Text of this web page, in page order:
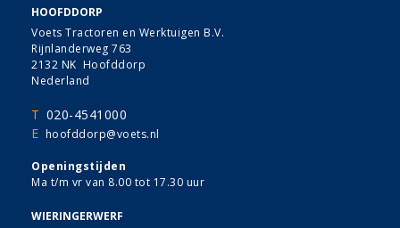
HOOFDDORP
Voets Tractoren en Werktuigen B.V.
Rijnlanderweg 763
2132 NK Hoofddorp
Nederland
T 020-4541000
E hoofddorp@voets.nl
Openingstijden
Ma t/m vr van 8.00 tot 17.30 uur
WIERINGERWERF